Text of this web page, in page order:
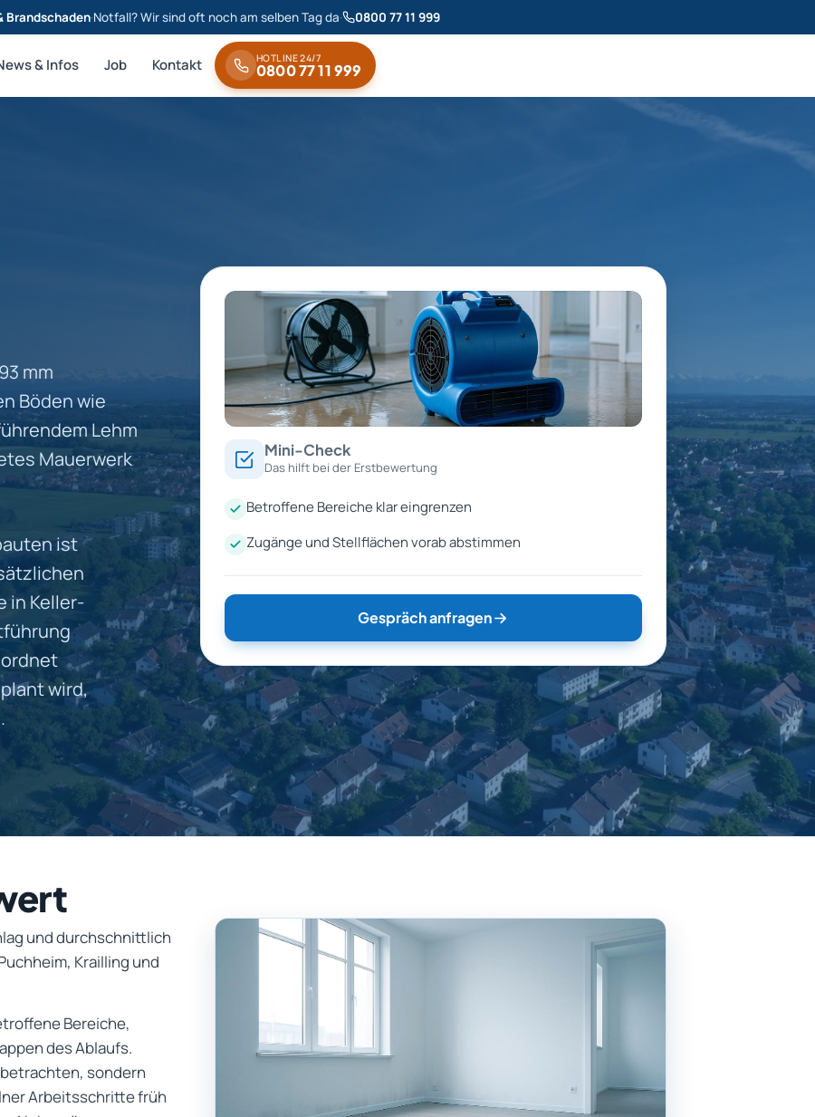
Brandschaden·Notfall? Wir sind oft noch am selben Tag da· 0800 77 11 999
& Infos Job Kontakt HOTLINE 24/7
0800 77 11 999
mm
Böden wie
Lehm
Mauerwerk
ist
in Keller-
wird,
Mini-Check
Das hilft bei der Erstbewertung
Betroffene Bereiche klar eingrenzen
Zugänge und Stellflächen vorab abstimmen
Gespräch anfragen
und durchschnittlich
Krailling und
Bereiche,
des Ablaufs.
sondern
Arbeitsschritte früh